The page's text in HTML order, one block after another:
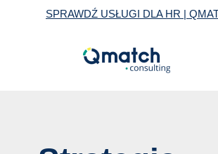
SPRAWDŹ USŁUGI DLA HR |